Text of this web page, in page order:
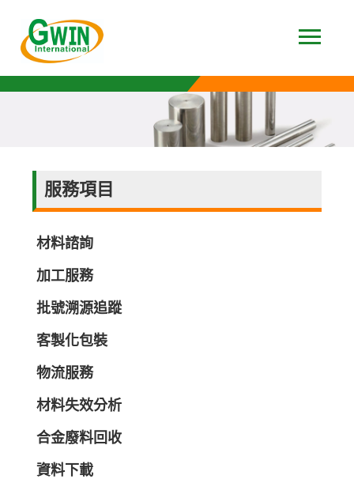
服務項目
材料諮詢
加工服務
批號溯源追蹤
客製化包裝
物流服務
材料失效分析
合金廢料回收
資料下載